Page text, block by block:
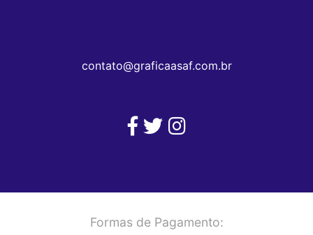
contato@graficaasaf.com.br
Formas de Pagamento: